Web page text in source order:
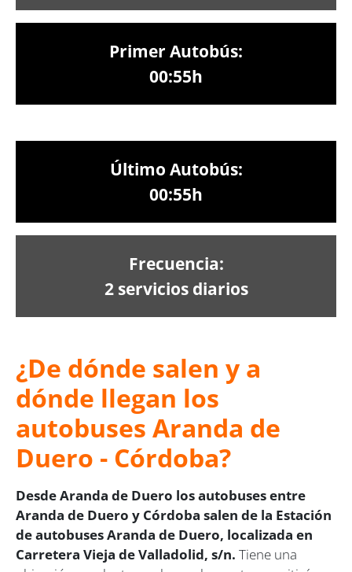
Primer Autobús:
00:55h
Último Autobús:
00:55h
Frecuencia:
2 servicios diarios
¿De dónde salen y a
dónde llegan los
autobuses Aranda de
Duero - Córdoba?
Desde Aranda de Duero los autobuses entre
Aranda de Duero y Córdoba salen de la Estación
de autobuses Aranda de Duero, localizada en
Carretera Vieja de Valladolid, s/n. Tiene una